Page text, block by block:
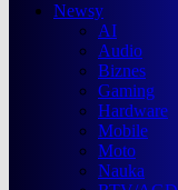
Newsy
AI
Audio
Biznes
Gaming
Hardware
Mobile
Moto
Nauka